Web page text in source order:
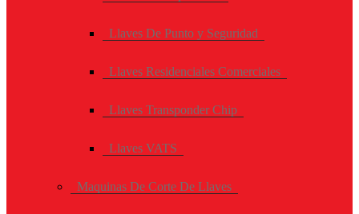
Llaves De Punto y Seguridad
Llaves Residenciales Comerciales
Llaves Transponder Chip
Llaves VATS
Maquinas De Corte De Llaves